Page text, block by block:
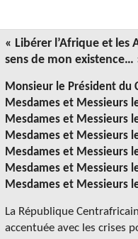
« Libérer l’Afrique et les
sens de mon
Monsieur le Président du
Mesdames et Messieurs
Mesdames et Messieurs
Mesdames et Messieurs
Mesdames et Messieurs
Mesdames et Messieurs
Mesdames et Messieurs
La République
accentuée avec les crises